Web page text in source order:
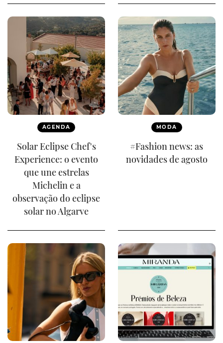
AGENDA
Solar Eclipse Chef's
Experience: o evento
que une estrelas
Michelin e a
observação do eclipse
solar no Algarve
MODA
#Fashion news: as
novidades de agosto